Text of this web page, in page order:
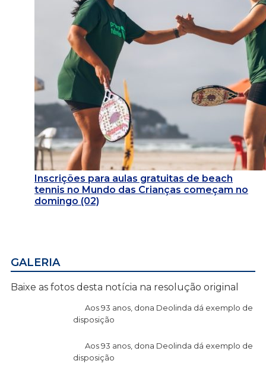
Inscrições para aulas gratuitas de beach
tennis no Mundo das Crianças começam no
domingo (02)
GALERIA
Baixe as fotos desta notícia na resolução original
Aos 93 anos, dona Deolinda dá exemplo de
disposição
Aos 93 anos, dona Deolinda dá exemplo de
disposição